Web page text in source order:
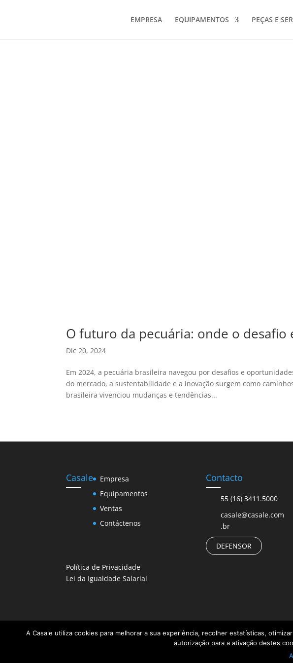
EMPRESA EQUIPAMENTOS PEÇAS E
O futuro da pecuária: onde o desafio
Dic 20, 2024
Em 2024, a pecuária brasileira navegou por desafios e
do mercado, a sustentabilidade e a inovação surgem como
brasileira vivenciou mudanças e tendências...
Casale
Empresa
Equipamentos
Ventas
Contáctenos
Política de Privacidade
Lei da Igualdade Salarial
Contacto
55 (16) 3411.5000
casale@casale.com
.br
DEFENSOR
A Casale utiliza cookies para melhorar a sua experiência, recolher estatísticas,
autorização para a ativação destes